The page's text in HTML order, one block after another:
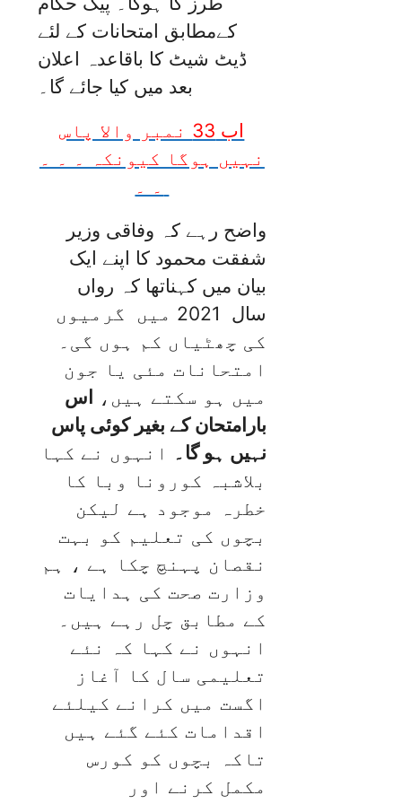
کےمطابق امتحانات کے لئے
ڈیٹ شیٹ کا باقاعدہ اعلان
بعد میں کیا جائے گا۔
اب 33 نمبر والا پاس
نہیں ہوگا کیونکہ ۔ ۔ ۔
واضح رہے کہ وفاقی وزیر
شفقت محمود کا اپنے ایک
بیان میں کہناتھا کہ رواں
سال 2021 میں گرمیوں
کی چھٹیاں کم ہوں گی۔
امتحانات مئی یا جون
میں ہو سکتے ہیں، اس
بارامتحان کے بغیر کوئی پاس
نہیں ہو گا۔ انہوں نے کہا
بلاشبہ کورونا وبا کا
خطرہ موجود ہے لیکن
بچوں کی تعلیم کو بہت
نقصان پہنچ چکا ہے ، ہم
وزارت صحت کی ہدایات
کے مطابق چل رہے ہیں۔
انہوں نے کہا کہ نئے
تعلیمی سال کا آغاز
اگست میں کرانے کیلئے
اقدامات کئے گئے ہیں
تاکہ بچوں کو کورس
مکمل کرنے اور